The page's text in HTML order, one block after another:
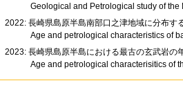
Geological and Petrological study of
2022: 長崎県島原半島南部口之津地域に分布
Age and petrological characteristics of
2023: 長崎県島原半島における最古の玄武岩の
Age and petrological characterisitics of